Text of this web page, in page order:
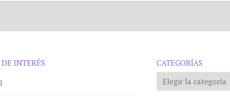
INTERÉS
CATEGORÍAS
Categorías